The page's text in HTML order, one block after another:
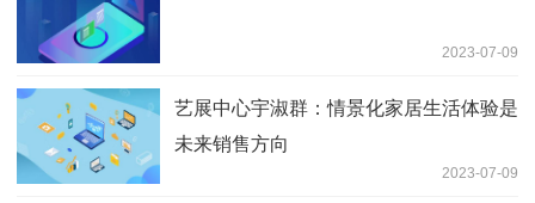
2023-07-09
艺展中心宇淑群：情景化家居生活体验是
未来销售方向
2023-07-09